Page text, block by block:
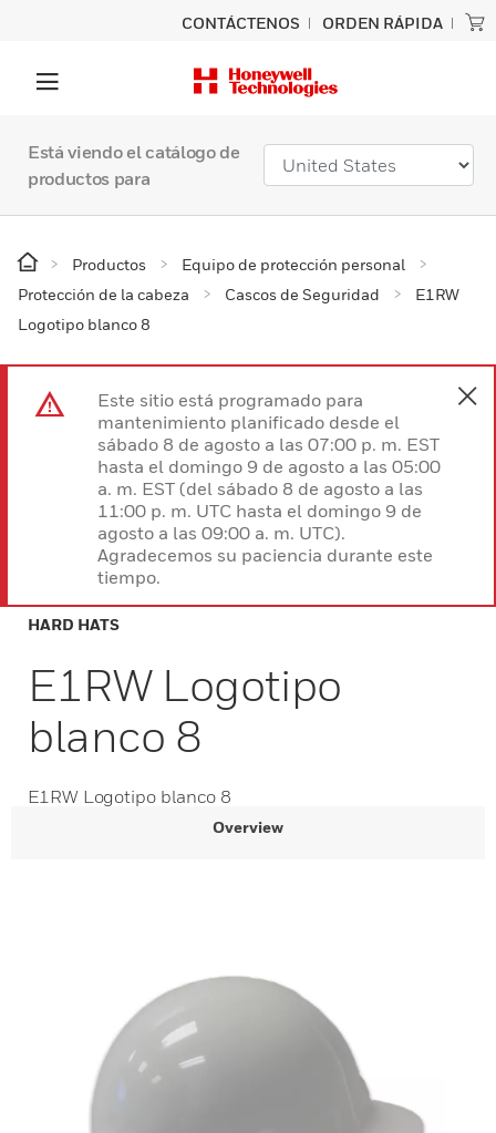
CONTÁCTENOS ORDEN RÁPIDA
Está viendo el catálogo de
productos para
Productos
Equipo de protección personal
Protección de la cabeza
Cascos de Seguridad
E1RW
Logotipo blanco 8
Este sitio está programado para
mantenimiento planificado desde el
sábado 8 de agosto a las 07:00 p. m. EST
hasta el domingo 9 de agosto a las 05:00
a. m. EST (del sábado 8 de agosto a las
11:00 p. m. UTC hasta el domingo 9 de
agosto a las 09:00 a. m. UTC).
Agradecemos su paciencia durante este
tiempo.
HARD HATS
E1RW Logotipo
blanco 8
E1RW Logotipo blanco 8
Overview